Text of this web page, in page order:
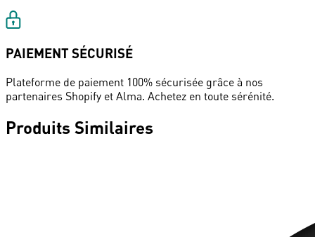
PAIEMENT SÉCURISÉ
Plateforme de paiement 100% sécurisée grâce à nos
partenaires Shopify et Alma. Achetez en toute sérénité.
Produits Similaires